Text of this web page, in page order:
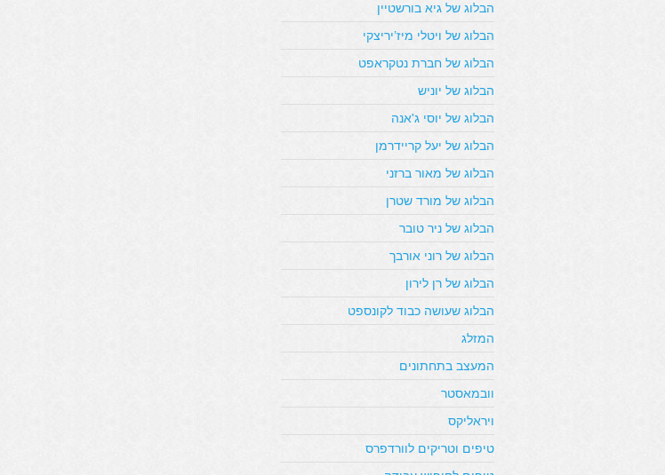
הבלוג של גיא בורשטיין
הבלוג של ויטלי מיז’יריצקי
הבלוג של חברת נטקראפט
הבלוג של יוניש
הבלוג של יוסי ג'אנה
הבלוג של יעל קריידרמן
הבלוג של מאור ברזני
הבלוג של מורד שטרן
הבלוג של ניר טובר
הבלוג של רוני אורבך
הבלוג של רן לירון
הבלוג שעושה כבוד לקונספט
המזלג
המעצב בתחתונים
וובמאסטר
ויראליקס
טיפים וטריקים לוורדפרס